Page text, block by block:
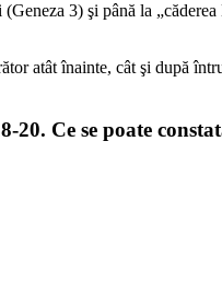
3) şi până la
atât înainte, cât şi după
Ce se poate